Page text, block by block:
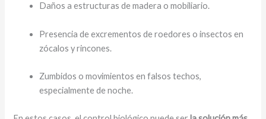
Daños a estructuras de madera o mobiliario.
Presencia de excrementos de roedores o insectos en
zócalos y rincones.
Zumbidos o movimientos en falsos techos,
especialmente de noche.